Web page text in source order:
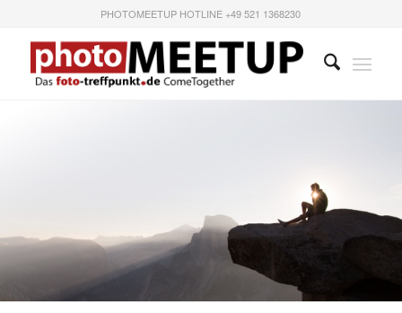
PHOTOMEETUP HOTLINE +49 521 1368230